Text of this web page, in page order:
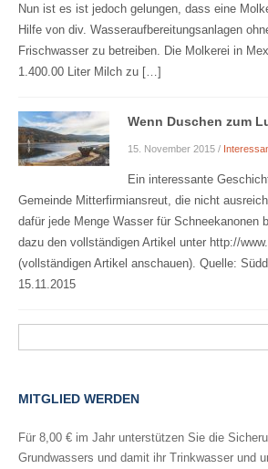
Nun ist es ist jedoch gelungen, dass eine
Hilfe von div. Wasseraufbereitungsanlagen
Frischwasser zu betreiben. Die Molkerei in
1.400.00 Liter Milch zu […]
Wenn Duschen zum
15. November 2015 /
Ein interessante
Gemeinde Mitterfirmiansreut, die nicht
dafür jede Menge Wasser für Schneekanonen
dazu den vollständigen Artikel unter http://
(vollständigen Artikel anschauen). Quelle:
15.11.2015
MITGLIED WERDEN
Für 8,00 € im Jahr unterstützen Sie die
Grundwassers und damit ihr Trinkwasser und